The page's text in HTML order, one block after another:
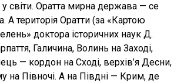
світи. Оратта мирна держава — се
А територія Оратти (за «Картою
доктора історичних наук Д.
Галичина, Волинь на Заході,
— кордон на Сході, верхів’я Десни,
на Півночі. А на Півдні — Крим, де